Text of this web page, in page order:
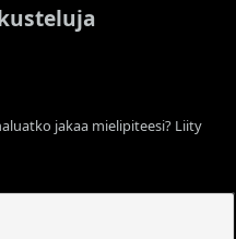
jakaa mielipiteesi? Liity